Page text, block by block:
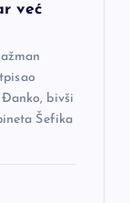
već
bivši
Šefika